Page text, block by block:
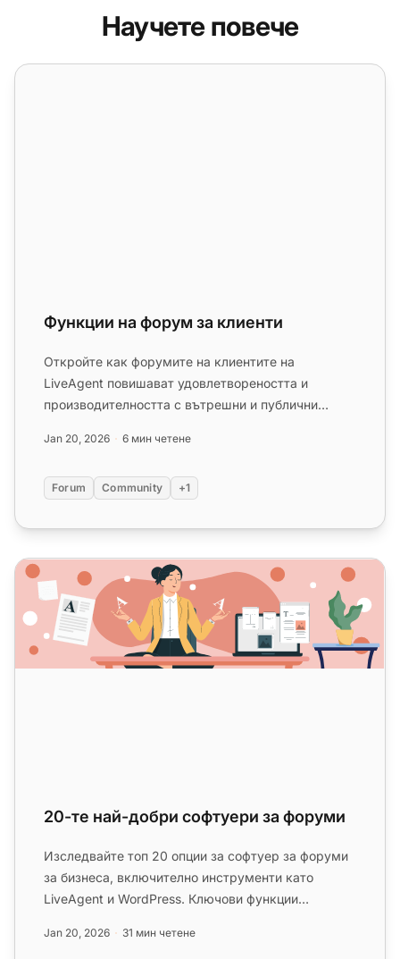
Научете повече
Функции на форум за клиенти
Функции на форум за клиенти
Откройте как форумите на клиентите на
LiveAgent повишават удовлетвореността и
производителността с вътрешни и публични
Jan 20, 2026 6 мин четене
Forum Community +1
20-те най-добри софтуери за форуми
20-те най-добри софтуери за форуми
Изследвайте топ 20 опции за софтуер за форуми
за бизнеса, включително инструменти като
LiveAgent и WordPress. Ключови функции
Jan 20, 2026 31 мин четене